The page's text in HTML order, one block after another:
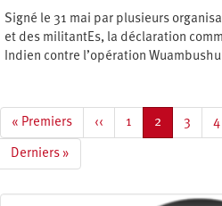
Signé le 31 mai par plusieurs
et des militantEs, la déclaration
Indien contre l’opération
Première
page
« Premiers
Page
précédente
‹‹ Page
1
Page
courante
2 Page
3 4
Dernière
page
Derniers »